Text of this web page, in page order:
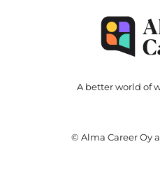
A better world of
© Alma Career Oy